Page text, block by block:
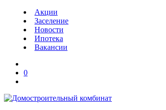
Акции
Заселение
Новости
Ипотека
Вакансии
0